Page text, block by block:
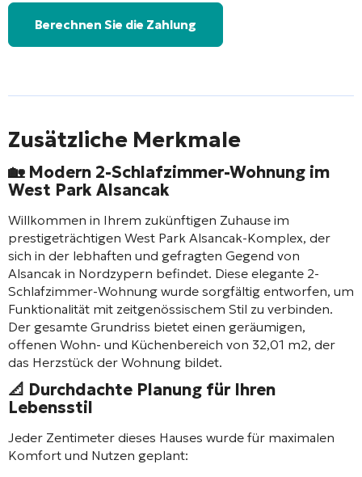
Berechnen Sie die Zahlung
Zusätzliche Merkmale
🏡 Modern 2-Schlafzimmer-Wohnung im
West Park Alsancak
Willkommen in Ihrem zukünftigen Zuhause im
prestigeträchtigen West Park Alsancak-Komplex, der
sich in der lebhaften und gefragten Gegend von
Alsancak in Nordzypern befindet. Diese elegante 2-
Schlafzimmer-Wohnung wurde sorgfältig entworfen, um
Funktionalität mit zeitgenössischem Stil zu verbinden.
Der gesamte Grundriss bietet einen geräumigen,
offenen Wohn- und Küchenbereich von 32,01 m2, der
das Herzstück der Wohnung bildet.
📐 Durchdachte Planung für Ihren
Lebensstil
Jeder Zentimeter dieses Hauses wurde für maximalen
Komfort und Nutzen geplant: